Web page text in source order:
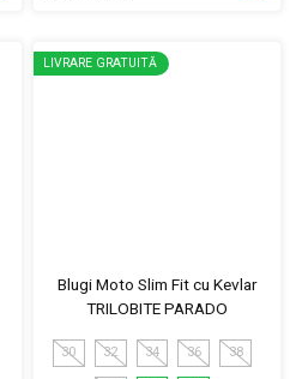
LIVRARE GRATUITĂ
Blugi Moto Slim Fit cu Kevlar
TRILOBITE PARADO
30 32 34 36 38